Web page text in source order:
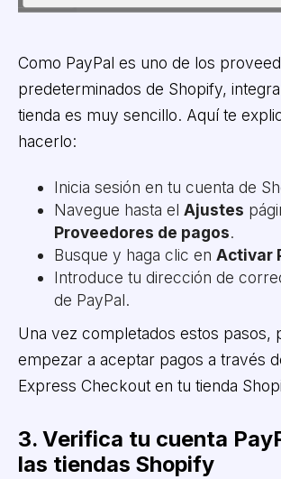
Como PayPal es uno de los
predeterminados de Shopify,
tienda es muy sencillo. Aquí te
hacerlo:
Inicia sesión en tu cuenta de
Navegue hasta el Ajustes
Proveedores de pagos.
Busque y haga clic en Activar
Introduce tu dirección de
de PayPal.
Una vez completados estos pasos,
empezar a aceptar pagos a través
Express Checkout en tu tienda
3. Verifica tu cuenta
las tiendas Shopify